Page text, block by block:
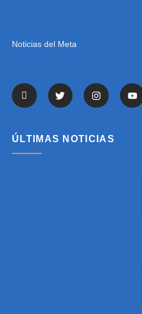
Noticias del Meta
ÚLTIMAS NOTICIAS